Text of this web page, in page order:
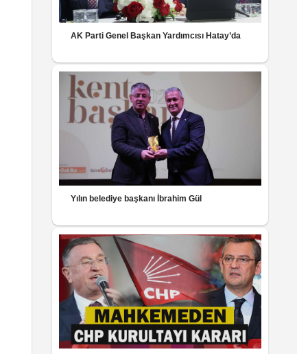
AK Parti Genel Başkan Yardımcısı Hatay’da
Yılın belediye başkanı İbrahim Gül